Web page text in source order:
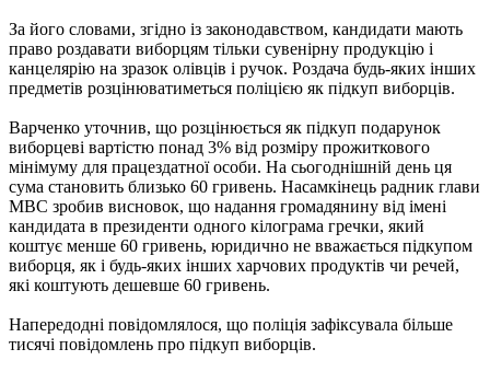
За його словами, згідно із законодавством, кандидати мають
право роздавати виборцям тільки сувенірну продукцію і
канцелярію на зразок олівців і ручок. Роздача будь-яких інших
предметів розцінюватиметься поліцією як підкуп виборців.
Варченко уточнив, що розцінюється як підкуп подарунок
виборцеві вартістю понад 3% від розміру прожиткового
мінімуму для працездатної особи. На сьогоднішній день ця
сума становить близько 60 гривень. Насамкінець радник глави
МВС зробив висновок, що надання громадянину від імені
кандидата в президенти одного кілограма гречки, який
коштує менше 60 гривень, юридично не вважається підкупом
виборця, як і будь-яких інших харчових продуктів чи речей,
які коштують дешевше 60 гривень.
Напередодні повідомлялося, що поліція зафіксувала більше
тисячі повідомлень про підкуп виборців.